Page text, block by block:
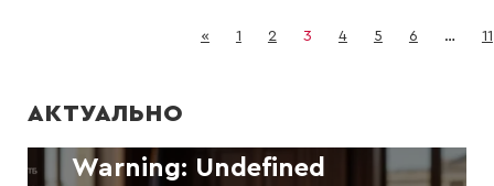
« 1 2 3 4 5 6 … 11
АКТУАЛЬНО
/home/js390764/today.vn.ua/
on line41
Warning: Undefined